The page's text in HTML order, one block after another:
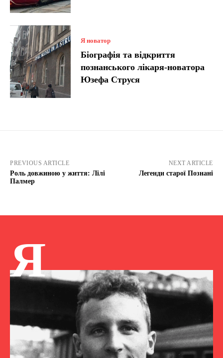
Я новатор
Біографія та відкриття
познанського лікаря-новатора
Юзефа Струся
PREVIOUS ARTICLE
Роль довжиною у життя: Лілі
Палмер
NEXT ARTICLE
Легенди старої Познані
Я